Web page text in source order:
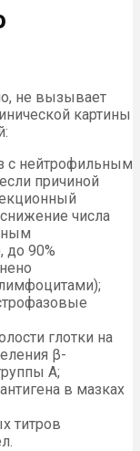
не вызывает
картины
с нейтрофильным
причиной
числа
до 90%
глотки на
β-
А;
в мазках
титров